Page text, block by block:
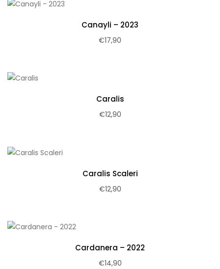
Canayli – 2023
€17,90
Caralis
€12,90
Caralis Scaleri
€12,90
Cardanera – 2022
€14,90